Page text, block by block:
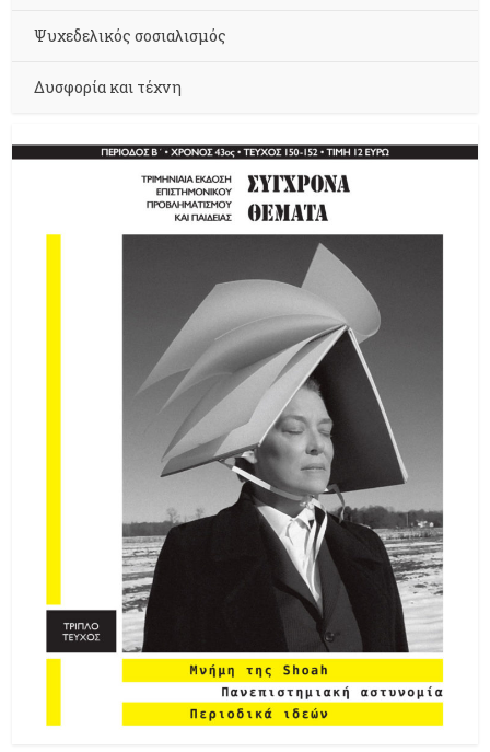
Ψυχεδελικός σοσιαλισμός
Δυσφορία και τέχνη